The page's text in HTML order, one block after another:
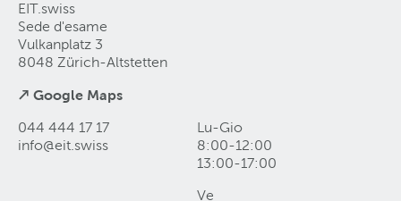
EIT.swiss
Sede d'esame
Vulkanplatz 3
8048 Zürich-Altstetten
↗ Google Maps
044 444 17 17
info@eit swiss
Lu-Gio
8:00-12:00
13:00-17:00
Ve